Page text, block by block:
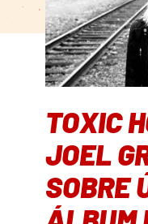
TOXIC
JOEL
SOBRE